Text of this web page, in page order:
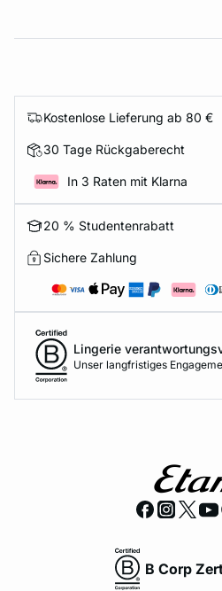
Kostenlose Lieferung ab 80 €
30 Tage Rückgaberecht
In 3 Raten mit Klarna
20 % Studentenrabatt
Sichere Zahlung
Lingerie
Unser langfristiges
B Corp